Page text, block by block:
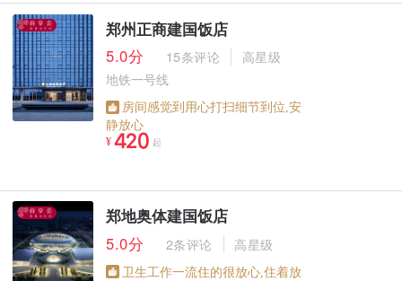
郑州正商建国饭店
5.0分
15条评论
高星级
地铁一号线
房间感觉到用心打扫细节到位,安
静放心
¥ 起
郑地奥体建国饭店
5.0分
2条评论 高星级
卫生工作一流住的很放心,住着放